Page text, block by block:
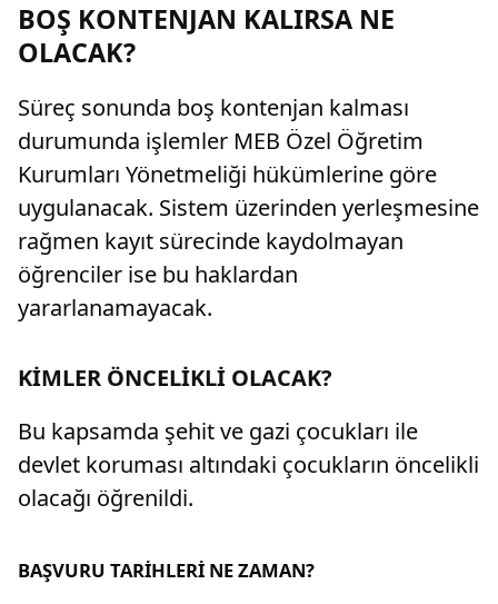
BOŞ KONTENJAN KALIRSA NE
OLACAK?
Süreç sonunda boş kontenjan kalması
durumunda işlemler MEB Özel Öğretim
Kurumları Yönetmeliği hükümlerine göre
uygulanacak. Sistem üzerinden yerleşmesine
rağmen kayıt sürecinde kaydolmayan
öğrenciler ise bu haklardan
yararlanamayacak.
KİMLER ÖNCELİKLİ OLACAK?
Bu kapsamda şehit ve gazi çocukları ile
devlet koruması altındaki çocukların öncelikli
olacağı öğrenildi.
BAŞVURU TARİHLERİ NE ZAMAN?